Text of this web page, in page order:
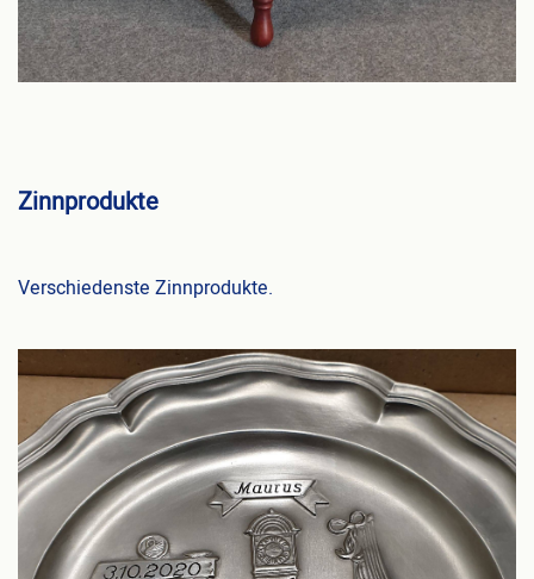
Zinnprodukte
Verschiedenste Zinnprodukte.